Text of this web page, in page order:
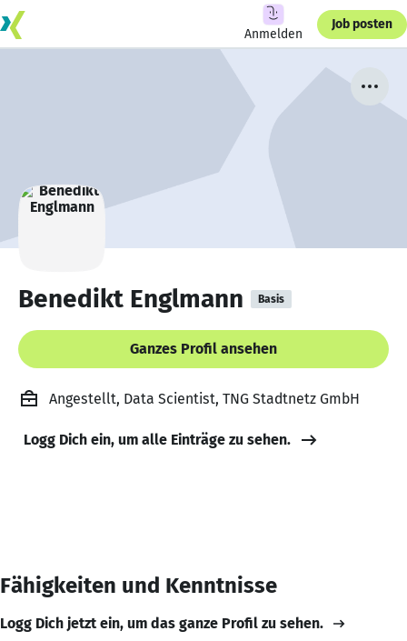
Anmelden
Job posten
Benedikt Englmann Basis
Ganzes Profil ansehen
Angestellt, Data Scientist, TNG Stadtnetz GmbH
Logg Dich ein, um alle Einträge zu sehen.
Fähigkeiten und Kenntnisse
Logg Dich jetzt ein, um das ganze Profil zu sehen.